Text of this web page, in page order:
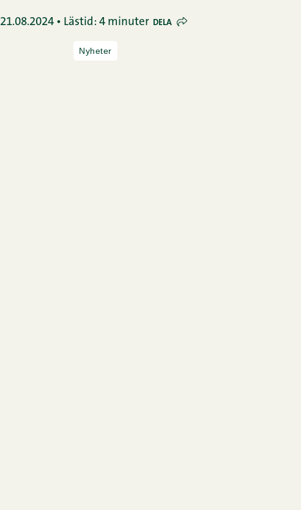
21.08.2024 • Lästid: 4 minuter DELA
Nyheter